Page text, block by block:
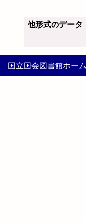
他形式のデータ
国立国会図書館ホーム